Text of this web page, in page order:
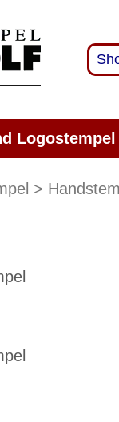
Logostempel